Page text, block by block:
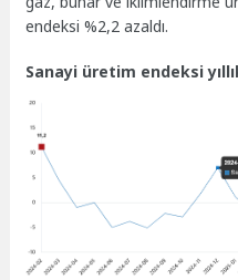
endeksi %2,2 azaldı.
Sanayi üretim endeksi